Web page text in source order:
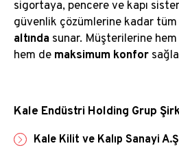
sigortaya, pencere ve kapı
güvenlik çözümlerine kadar
altında sunar. Müşterilerine hem
hem de maksimum konfor
Kale Endüstri Holding Grup
Kale Kilit ve Kalıp Sanayi